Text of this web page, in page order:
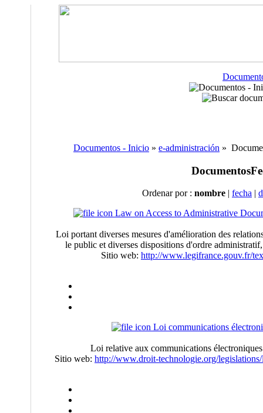
Documentos - Inicio » e-administración »
Documentos
Ordenar por : nombre | fecha |
Law on Access to Administrative
Loi portant diverses mesures d'amélioration des
le public et diverses dispositions d'ordre
Sitio web: http://www.legifrance.gouv.fr/
Loi communications
Loi relative aux communications
Sitio web: http://www.droit-technologie.org/